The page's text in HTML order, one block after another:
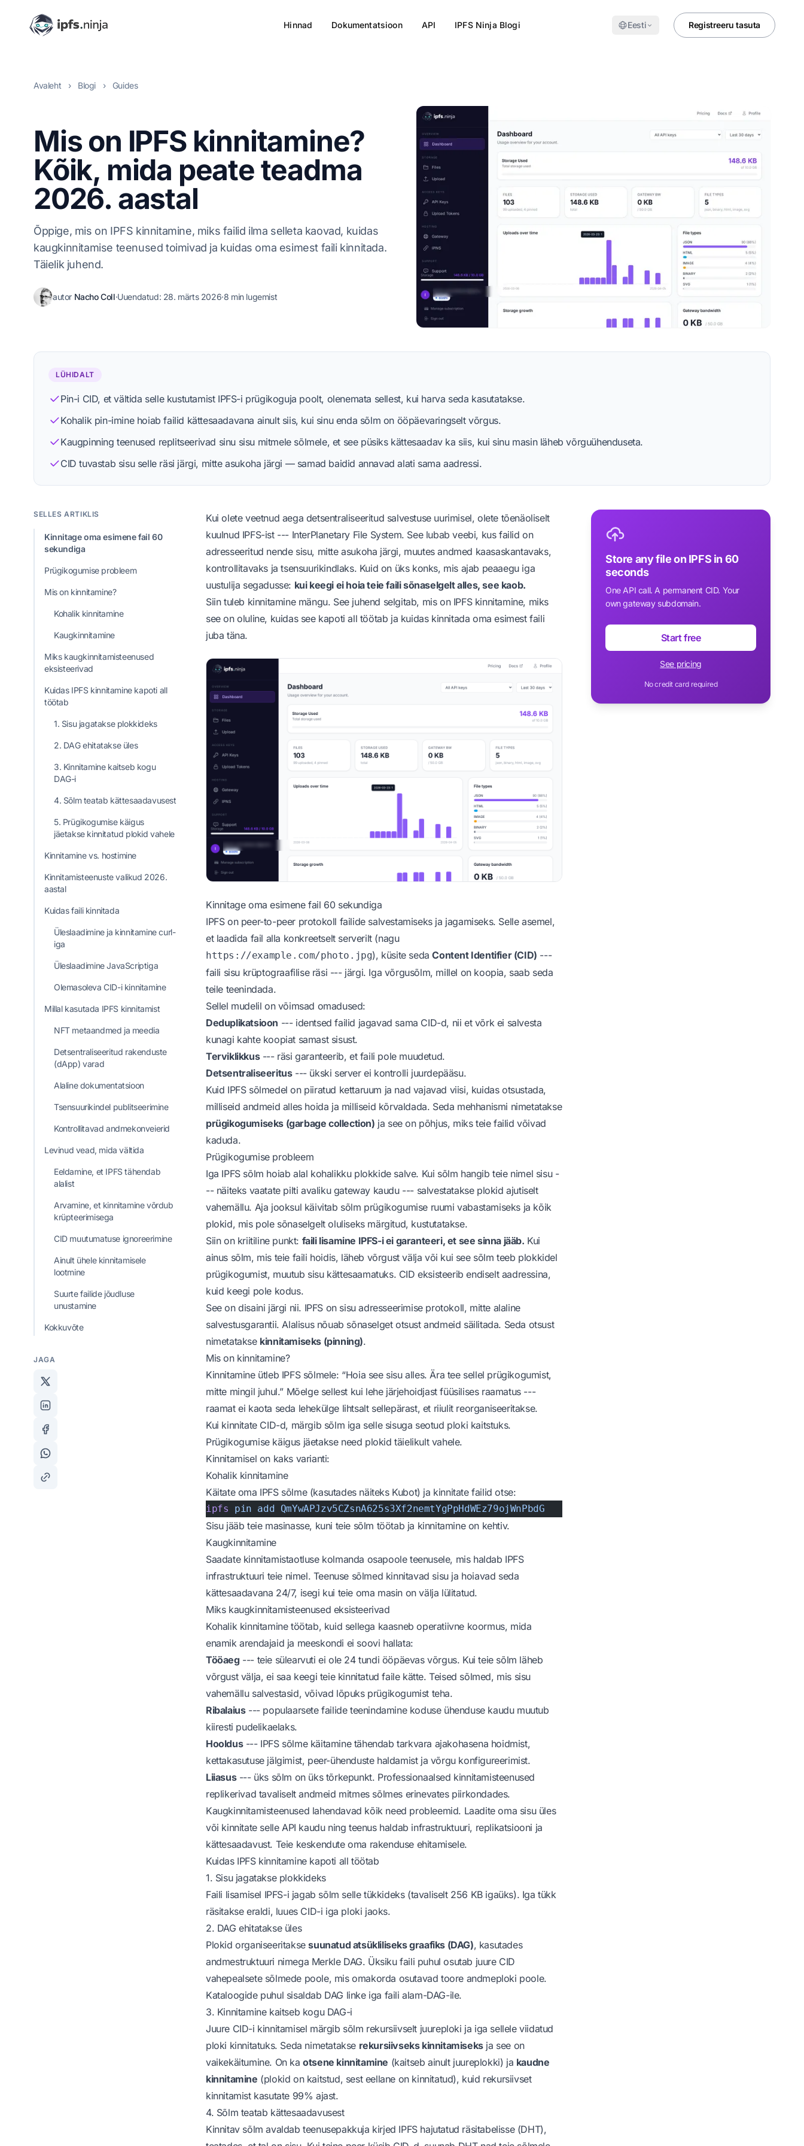
Hinnad Dokumentatsioon API IPFS Ninja Blogi Eesti Registreeru tasuta
Avaleht › Blogi › Guides
Mis on IPFS kinnitamine?
Kõik, mida peate teadma
2026. aastal
Õppige, mis on IPFS kinnitamine, miks failid ilma selleta kaovad, kuidas
kaugkinnitamise teenused toimivad ja kuidas oma esimest faili kinnitada.
Täielik juhend.
autor Nacho Coll
Vaata profiili Toimetusprotsess
·Uuendatud: 28. märts 2026·8 min lugemist
LÜHIDALT
Pin-i CID, et vältida selle kustutamist IPFS-i prügikoguja poolt, olenemata sellest, kui harva seda kasutatakse.
Kohalik pin-imine hoiab failid kättesaadavana ainult siis, kui sinu enda sõlm on ööpäevaringselt võrgus.
Kaugpinning teenused replitseerivad sinu sisu mitmele sõlmele, et see püsiks kättesaadav ka siis, kui sinu masin läheb võrguühenduseta.
CID tuvastab sisu selle räsi järgi, mitte asukoha järgi — samad baidid annavad alati sama aadressi.
SELLES ARTIKLIS
Kinnitage oma esimene fail 60
sekundiga
Prügikogumise probleem
Mis on kinnitamine?
Kohalik kinnitamine
Kaugkinnitamine
Miks kaugkinnitamisteenused
eksisteerivad
Kuidas IPFS kinnitamine kapoti all
töötab
1. Sisu jagatakse plokkideks
2. DAG ehitatakse üles
3. Kinnitamine kaitseb kogu
DAG-i
4. Sõlm teatab kättesaadavusest
5. Prügikogumise käigus
jäetakse kinnitatud plokid vahele
Kinnitamine vs. hostimine
Kinnitamisteenuste valikud 2026.
aastal
Kuidas faili kinnitada
Üleslaadimine ja kinnitamine curl-
iga
Üleslaadimine JavaScriptiga
Olemasoleva CID-i kinnitamine
Millal kasutada IPFS kinnitamist
NFT metaandmed ja meedia
Detsentraliseeritud rakenduste
(dApp) varad
Alaline dokumentatsioon
Tsensuurikindel publitseerimine
Kontrollitavad andmekonveierid
Levinud vead, mida vältida
Eeldamine, et IPFS tähendab
alalist
Arvamine, et kinnitamine võrdub
krüpteerimisega
CID muutumatuse ignoreerimine
Ainult ühele kinnitamisele
lootmine
Suurte failide jõudluse
unustamine
Kokkuvõte
JAGA
Kui olete veetnud aega detsentraliseeritud salvestuse uurimisel, olete tõenäoliselt
kuulnud IPFS-ist --- InterPlanetary File System. See lubab veebi, kus failid on
adresseeritud nende sisu, mitte asukoha järgi, muutes andmed kaasaskantavaks,
kontrollitavaks ja tsensuurikindlaks. Kuid on üks konks, mis ajab peaaegu iga
uustulija segadusse: kui keegi ei hoia teie faili sõnaselgelt alles, see kaob.
Siin tuleb kinnitamine mängu. See juhend selgitab, mis on IPFS kinnitamine, miks
see on oluline, kuidas see kapoti all töötab ja kuidas kinnitada oma esimest faili
juba täna.
Kinnitage oma esimene fail 60 sekundiga
IPFS on peer-to-peer protokoll failide salvestamiseks ja jagamiseks. Selle asemel,
et laadida fail alla konkreetselt serverilt (nagu
https://example.com/photo.jpg), küsite sedaContent Identifier (CID) ---
faili sisu krüptograafilise räsi --- järgi. Iga võrgusõlm, millel on koopia, saab seda
teile teenindada.
Sellel mudelil on võimsad omadused:
Deduplikatsioon --- identsed failid jagavad sama CID-d, nii et võrk ei salvesta
kunagi kahte koopiat samast sisust.
Terviklikkus--- räsi garanteerib, et faili pole muudetud.
Detsentraliseeritus--- ükski server ei kontrolli juurdepääsu.
Kuid IPFS sõlmedel on piiratud kettaruum ja nad vajavad viisi, kuidas otsustada,
milliseid andmeid alles hoida ja milliseid kõrvaldada. Seda mehhanismi nimetatakse
prügikogumiseks (garbage collection) ja see on põhjus, miks teie failid võivad
kaduda.
Prügikogumise probleem
Iga IPFS sõlm hoiab alal kohalikku plokkide salve. Kui sõlm hangib teie nimel sisu -
-- näiteks vaatate pilti avaliku gateway kaudu --- salvestatakse plokid ajutiselt
vahemällu. Aja jooksul käivitab sõlm prügikogumise ruumi vabastamiseks ja kõik
plokid, mis pole sõnaselgelt oluliseks märgitud, kustutatakse.
Siin on kriitiline punkt: faili lisamine IPFS-i ei garanteeri, et see sinna jääb. Kui
ainus sõlm, mis teie faili hoidis, läheb võrgust välja või kui see sõlm teeb plokkidel
prügikogumist, muutub sisu kättesaamatuks. CID eksisteerib endiselt aadressina,
kuid keegi pole kodus.
See on disaini järgi nii. IPFS on sisu adresseerimise protokoll, mitte alaline
salvestusgarantii. Alalisus nõuab sõnaselget otsust andmeid säilitada. Seda otsust
nimetatakse kinnitamiseks (pinning).
Mis on kinnitamine?
Kinnitamine ütleb IPFS sõlmele: “Hoia see sisu alles. Ära tee sellel prügikogumist,
mitte mingil juhul.” Mõelge sellest kui lehe järjehoidjast füüsilises raamatus ---
raamat ei kaota seda lehekülge lihtsalt sellepärast, et riiulit reorganiseeritakse.
Kui kinnitate CID-d, märgib sõlm iga selle sisuga seotud ploki kaitstuks.
Prügikogumise käigus jäetakse need plokid täielikult vahele.
Kinnitamisel on kaks varianti:
Kohalik kinnitamine
Käitate oma IPFS sõlme (kasutades näiteks Kubot) ja kinnitate failid otse:
ipfs pin add QmYwAPJzv5CZsnA625s3Xf2nemtYgPpHdWEz79ojWnPbdG
Sisu jääb teie masinasse, kuni teie sõlm töötab ja kinnitamine on kehtiv.
Kaugkinnitamine
Saadate kinnitamistaotluse kolmanda osapoole teenusele, mis haldab IPFS
infrastruktuuri teie nimel. Teenuse sõlmed kinnitavad sisu ja hoiavad seda
kättesaadavana 24/7, isegi kui teie oma masin on välja lülitatud.
Miks kaugkinnitamisteenused eksisteerivad
Kohalik kinnitamine töötab, kuid sellega kaasneb operatiivne koormus, mida
enamik arendajaid ja meeskondi ei soovi hallata:
Tööaeg --- teie sülearvuti ei ole 24 tundi ööpäevas võrgus. Kui teie sõlm läheb
võrgust välja, ei saa keegi teie kinnitatud faile kätte. Teised sõlmed, mis sisu
vahemällu salvestasid, võivad lõpuks prügikogumist teha.
Ribalaius--- populaarsete failide teenindamine koduse ühenduse kaudu muutub
kiiresti pudelikaelaks.
Hooldus--- IPFS sõlme käitamine tähendab tarkvara ajakohasena hoidmist,
kettakasutuse jälgimist, peer-ühenduste haldamist ja võrgu konfigureerimist.
Liiasus--- üks sõlm on üks tõrkepunkt. Professionaalsed kinnitamisteenused
replikerivad tavaliselt andmeid mitmes sõlmes erinevates piirkondades.
Kaugkinnitamisteenused lahendavad kõik need probleemid. Laadite oma sisu üles
või kinnitate selle API kaudu ning teenus haldab infrastruktuuri, replikatsiooni ja
kättesaadavust. Teie keskendute oma rakenduse ehitamisele.
Kuidas IPFS kinnitamine kapoti all töötab
1. Sisu jagatakse plokkideks
Faili lisamisel IPFS-i jagab sõlm selle tükkideks (tavaliselt 256 KB igaüks). Iga tükk
räsitakse eraldi, luues CID-i iga ploki jaoks.
2. DAG ehitatakse üles
Plokid organiseeritaksesuunatud atsükliliseks graafiks (DAG), kasutades
andmestruktuuri nimega Merkle DAG. Üksiku faili puhul osutab juure CID
vahepealsete sõlmede poole, mis omakorda osutavad toore andmeploki poole.
Kataloogide puhul sisaldab DAG linke iga faili alam-DAG-ile.
3. Kinnitamine kaitseb kogu DAG-i
Juure CID-i kinnitamisel märgib sõlm rekursiivselt juureploki ja iga sellele viidatud
ploki kinnitatuks. Seda nimetatakse rekursiivseks kinnitamiseksja see on
vaikekäitumine. On kaotsene kinnitamine (kaitseb ainult juureplokki) ja kaudne
kinnitamine (plokid on kaitstud, sest eellane on kinnitatud), kuid rekursiivset
kinnitamist kasutate 99% ajast.
4. Sõlm teatab kättesaadavusest
Kinnitav sõlm avaldab teenusepakkuja kirjed IPFS hajutatud räsitabelisse (DHT),
Store any file on IPFS in 60
seconds
One API call. A permanent CID. Your
own gateway subdomain.
Start free
See pricing
No credit card required